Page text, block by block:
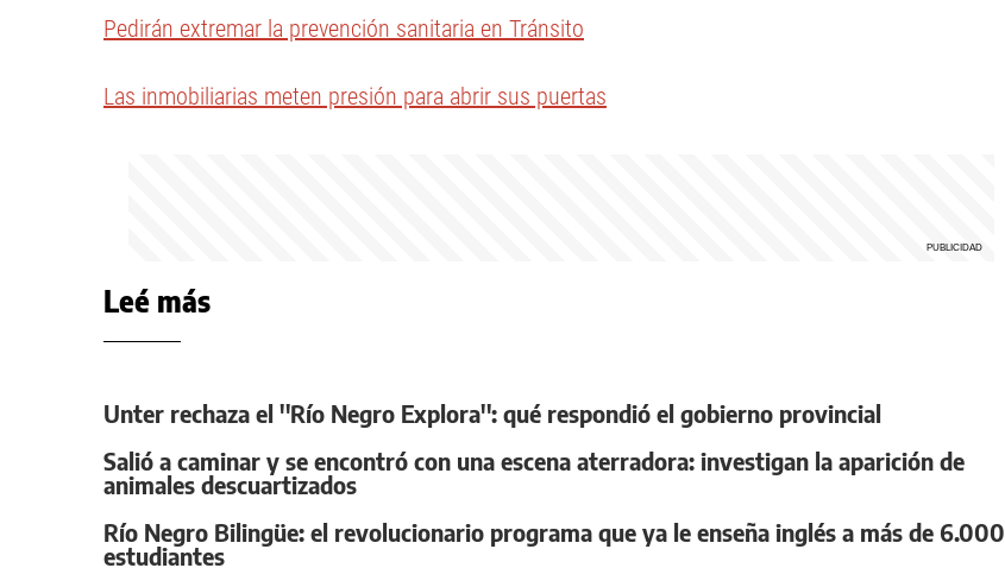
Pedirán extremar la prevención sanitaria en Tránsito
Las inmobiliarias meten presión para abrir sus puertas
Leé más
Unter rechaza el ''Río Negro Explora'': qué respondió el gobierno provincial
Salió a caminar y se encontró con una escena aterradora: investigan la aparición de
animales descuartizados
Río Negro Bilingüe: el revolucionario programa que ya le enseña inglés a más de 6.000
estudiantes